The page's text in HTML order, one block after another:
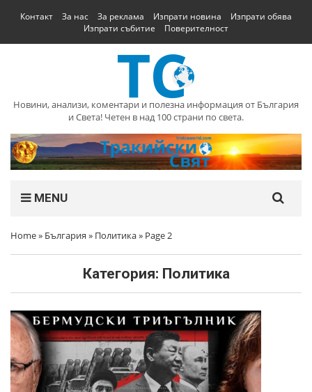
Контакт За нас За реклама Изпрати новина
Изпрати обява
Изпрати събитие
Поверителност
Новини, анализи, коментари и полезна информация от България
и Света! Четен в над 100 страни по света.
MENU
Home» България » Политика» Page 2
Категория: Политика